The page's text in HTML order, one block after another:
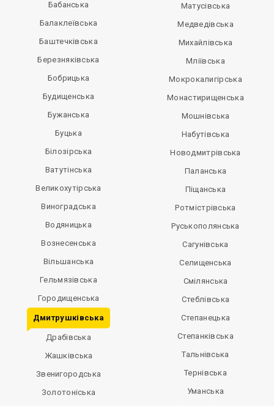
Бабанська
Балаклеївська
Баштечківська
Березняківська
Бобрицька
Будищенська
Бужанська
Буцька
Білозірська
Ватутінська
Великохутірська
Виноградська
Водяницька
Вознесенська
Вільшанська
Гельмязівська
Городищенська
Дмитрушківська
Драбівська
Жашківська
Звенигородська
Золотоніська
Матусівська
Медведівська
Михайлівська
Мліївська
Мокрокалигірська
Монастирищенська
Мошнівська
Набутівська
Новодмитрівська
Паланська
Піщанська
Ротмістрівська
Руськополянська
Сагунівська
Селищенська
Смілянська
Стеблівська
Степанецька
Степанківська
Тальнівська
Тернівська
Уманська